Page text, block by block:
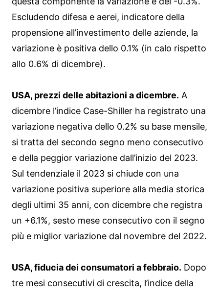
Escludendo difesa e aerei, indicatore della
propensione all’investimento delle aziende, la
variazione è positiva dello 0.1% (in calo rispetto
allo 0.6% di dicembre).
USA, prezzi delle abitazioni a dicembre. A
dicembre l’indice Case-Shiller ha registrato una
variazione negativa dello 0.2% su base mensile,
si tratta del secondo segno meno consecutivo
e della peggior variazione dall’inizio del 2023.
Sul tendenziale il 2023 si chiude con una
variazione positiva superiore alla media storica
degli ultimi 35 anni, con dicembre che registra
un +6.1%, sesto mese consecutivo con il segno
più e miglior variazione dal novembre del 2022.
USA, fiducia dei consumatori a febbraio. Dopo
tre mesi consecutivi di crescita, l’indice della